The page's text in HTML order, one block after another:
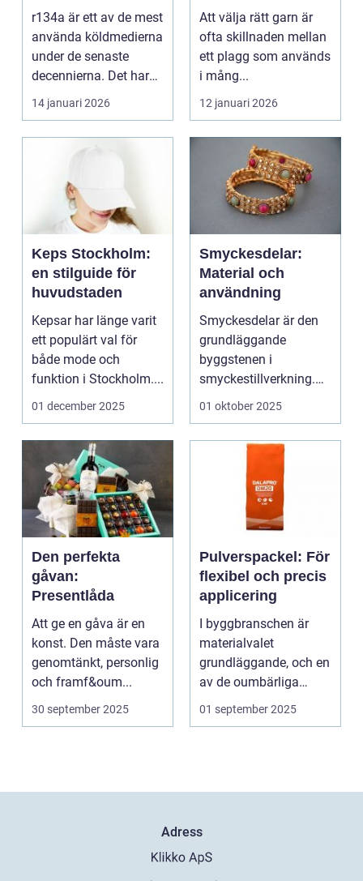
alternativ
r134a är ett av de mest
använda köldmedierna
under de senaste
decennierna. Det har
haft en central r...
14 januari 2026
färger för alla
stickare
Att välja rätt garn är
ofta skillnaden mellan
ett plagg som används
i mång...
12 januari 2026
Keps Stockholm:
en stilguide för
huvudstaden
Kepsar har länge varit
ett populärt val för
både mode och
funktion i Stockholm....
01 december 2025
Smyckesdelar:
Material och
användning
Smyckesdelar är den
grundläggande
byggstenen i
smyckestillverkning.
De ger utrymme fö...
01 oktober 2025
Den perfekta
gåvan:
Presentlåda
Att ge en gåva är en
konst. Den måste vara
genomtänkt, personlig
och framf&oum...
30 september 2025
Pulverspackel: För
flexibel och precis
applicering
I byggbranschen är
materialvalet
grundläggande, och en
av de oumbärliga
komponenterna...
01 september 2025
Adress